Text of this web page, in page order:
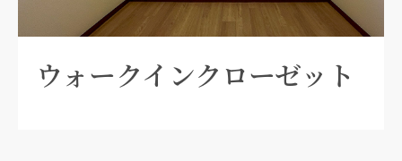
ウォークインクローゼット